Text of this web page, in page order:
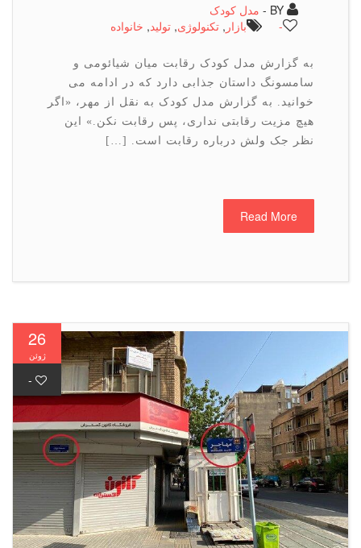
مدل کودک
بازار
,تكنولوژی,تولید,خانواده
به گزارش مدل کودک رقابت میان شیائومی و
سامسونگ داستان جذابی دارد که در ادامه می
خوانید. به گزارش مدل کودک به نقل از مهر، «اگر
هیچ مزیت رقابتی نداری، پس رقابت نکن.» این
نظر جک ولش درباره رقابت است. […]
Read More
26
ژوئن